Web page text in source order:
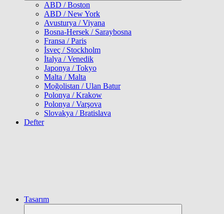
ABD / Boston
ABD / New York
Avusturya / Viyana
Bosna-Hersek / Saraybosna
Fransa / Paris
İsveç / Stockholm
İtalya / Venedik
Japonya / Tokyo
Malta / Malta
Moğolistan / Ulan Batur
Polonya / Krakow
Polonya / Varşova
Slovakya / Bratislava
Defter
Tasarım